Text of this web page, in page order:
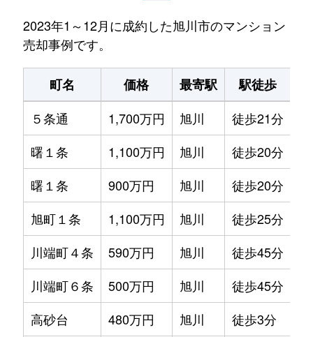
2023年1～12月に成約した旭川市のマンション
売却事例です。
町名 価格 最寄駅 駅徒歩
５条通
1,700万円 旭川 徒歩21分
曙１条
1,100万円 旭川 徒歩20分
曙１条
900万円 旭川 徒歩20分
旭町１条
1,100万円 旭川 徒歩25分
川端町４条
590万円 旭川 徒歩45分
川端町６条
500万円 旭川 徒歩45分
高砂台
480万円 旭川 徒歩3分